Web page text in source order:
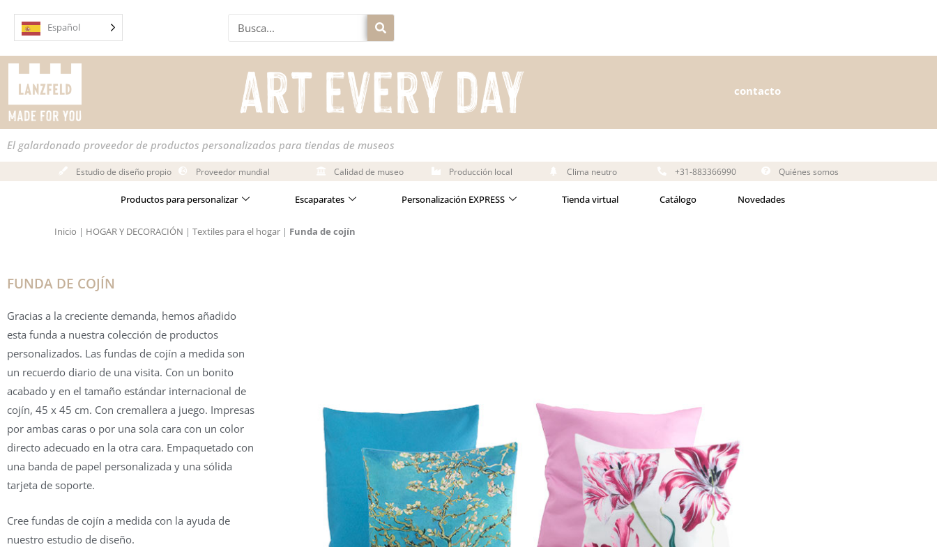
Español
Buscar
contacto
El galardonado proveedor de productos personalizados para tiendas de museos
Estudio de diseño propio Proveedor mundial Calidad de museo Producción local Clima neutro +31-883366990 Quiénes somos
Productos para personalizar Escaparates Personalización EXPRESS Tienda virtual Catálogo Novedades
Inicio | HOGAR Y DECORACIÓN | Textiles para el hogar | Funda de cojín
FUNDA DE COJÍN
Gracias a la creciente demanda, hemos añadido
esta funda a nuestra colección de productos
personalizados. Las fundas de cojín a medida son
un recuerdo diario de una visita. Con un bonito
acabado y en el tamaño estándar internacional de
cojín, 45 x 45 cm. Con cremallera a juego. Impresas
por ambas caras o por una sola cara con un color
directo adecuado en la otra cara. Empaquetado con
una banda de papel personalizada y una sólida
tarjeta de soporte.
Cree fundas de cojín a medida con la ayuda de
nuestro estudio de diseño.